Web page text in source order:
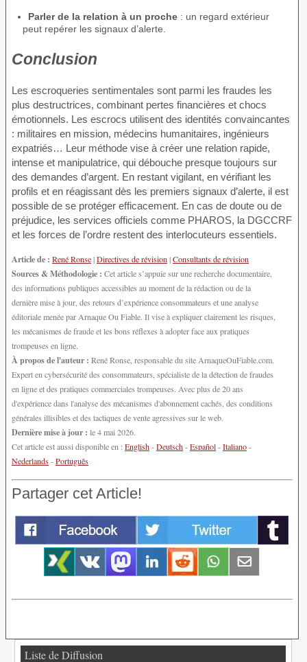
Parler de la relation à un proche : un regard extérieur
peut repérer les signaux d’alerte.
Conclusion
Les escroqueries sentimentales sont parmi les fraudes les
plus destructrices, combinant pertes financières et chocs
émotionnels. Les escrocs utilisent des identités convaincantes
: militaires en mission, médecins humanitaires, ingénieurs
expatriés… Leur méthode vise à créer une relation rapide,
intense et manipulatrice, qui débouche presque toujours sur
des demandes d’argent. En restant vigilant, en vérifiant les
profils et en réagissant dès les premiers signaux d’alerte, il est
possible de se protéger efficacement. En cas de doute ou de
préjudice, les services officiels comme PHAROS, la DGCCRF
et les forces de l’ordre restent des interlocuteurs essentiels.
Article de : René Ronse|Directives de révision|Consultants de révision
Sources & Méthodologie : Cet article s’appuie sur une recherche documentaire,
des informations publiques accessibles au moment de la rédaction ou de la
dernière mise à jour, des retours d’expérience consommateurs et une analyse
éditoriale menée par Arnaque Ou Fiable. Il vise à expliquer clairement les risques,
les mécanismes de fraude et les bons réflexes à adopter face aux pratiques
trompeuses en ligne.
À propos de l'auteur : René Ronse, responsable du site ArnaqueOuFiable.com.
Expert en cybersécurité des consommateurs, spécialiste de la détection de fraudes
en ligne et des pratiques commerciales trompeuses. Avec plus de 20 ans
d'expérience dans l'analyse des mécanismes d'abonnement cachés, des conditions
générales illisibles et des tactiques de vente agressives sur le web.
Dernière mise à jour : le 4 mai 2026.
Cet article est aussi disponible en :English-Deutsch-Español-Italiano-
Nederlands-Português
Partager cet Article!
Liste de Diffusion